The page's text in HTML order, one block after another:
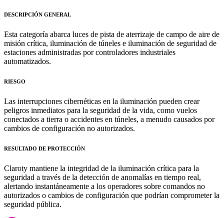
DESCRIPCIÓN GENERAL
Esta categoría abarca luces de pista de aterrizaje de campo de aire de
misión crítica, iluminación de túneles e iluminación de seguridad de
estaciones administradas por controladores industriales
automatizados.
RIESGO
Las interrupciones cibernéticas en la iluminación pueden crear
peligros inmediatos para la seguridad de la vida, como vuelos
conectados a tierra o accidentes en túneles, a menudo causados por
cambios de configuración no autorizados.
RESULTADO DE PROTECCIÓN
Claroty mantiene la integridad de la iluminación crítica para la
seguridad a través de la detección de anomalías en tiempo real,
alertando instantáneamente a los operadores sobre comandos no
autorizados o cambios de configuración que podrían comprometer la
seguridad pública.